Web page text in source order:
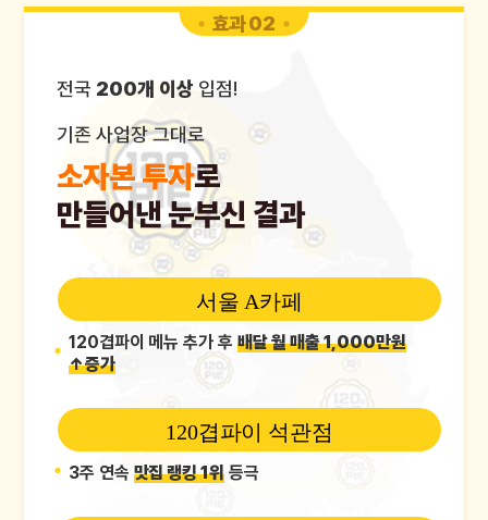
효과 02
전국 200개 이상 입점!
기존 사업장 그대로
소자본 투자로
만들어낸눈부신 결과
서울 A카페
120겹파이 메뉴 추가 후배달 월 매출 1,000만원
↑증가
120겹파이 석관점
3주 연속 맛집 랭킹 1위 등극